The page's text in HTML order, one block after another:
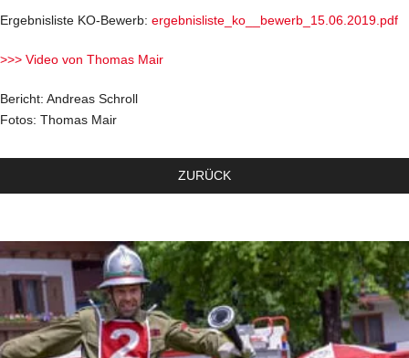
Ergebnisliste KO-Bewerb: ergebnisliste_ko__bewerb_15.06.2019.pdf
>>> Video von Thomas Mair
Bericht: Andreas Schroll
Fotos: Thomas Mair
ZURÜCK